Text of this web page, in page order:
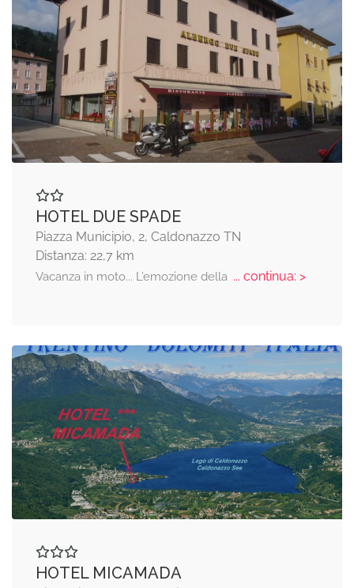
HOTEL DUE SPADE
Piazza Municipio, 2, Caldonazzo TN
Distanza: 22,7 km
Vacanza in moto... L’emozione della... continua: >
HOTEL MICAMADA